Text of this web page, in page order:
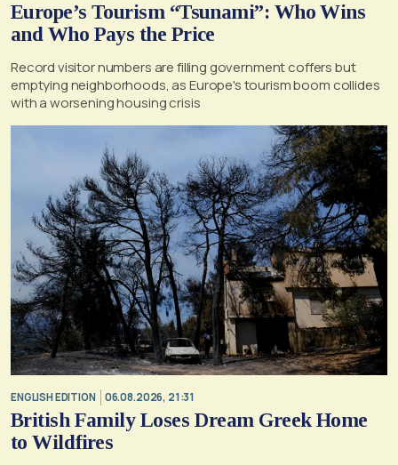
Europe’s Tourism “Tsunami”: Who Wins
and Who Pays the Price
Record visitor numbers are filling government coffers but
emptying neighborhoods, as Europe's tourism boom collides
with a worsening housing crisis
ENGLISH EDITION 06.08.2026, 21:31
British Family Loses Dream Greek Home
to Wildfires